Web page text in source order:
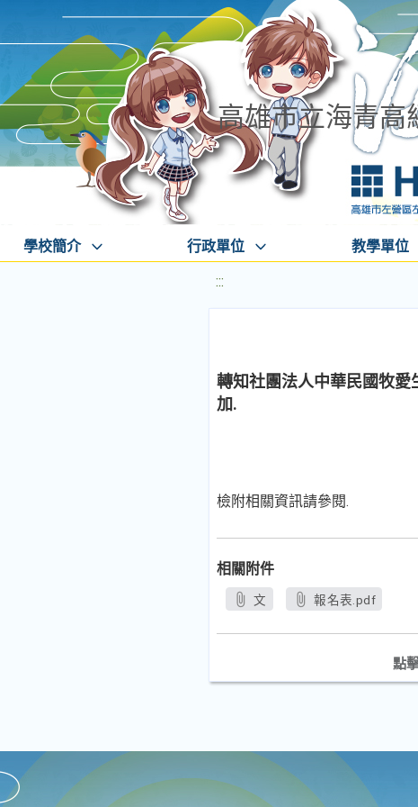
高雄市立海青高
學校簡介 行政單位 教學單位
:::
轉知社團法人中華民國牧
加.
檢附相關資訊請參閱.
相關附件
文 報名表.pdf
點